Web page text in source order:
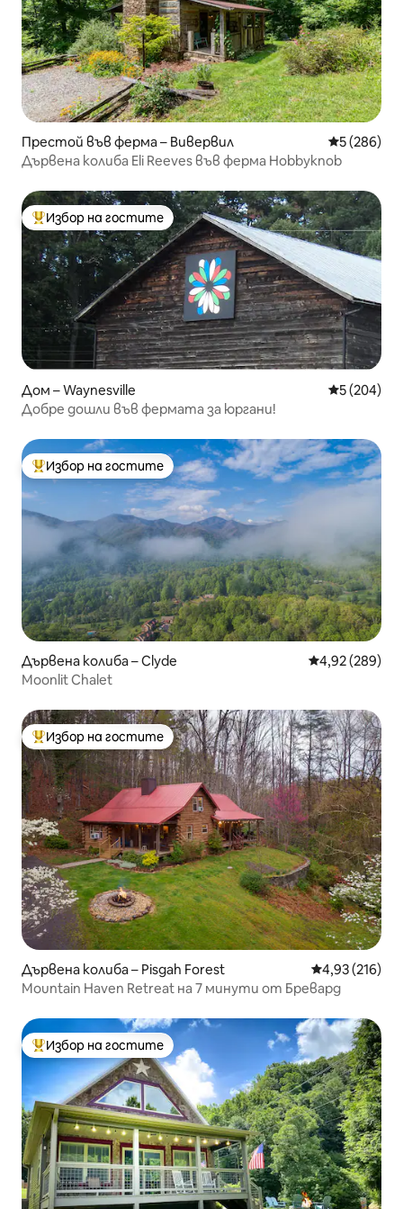
Престой във ферма – Вивервил Средна
5 (286)
Дървена колиба Eli Reeves във ферма Hobbyknob
Най-популярен избор на гостите
Избор на гостите
Дом – Waynesville Средна
5 (204)
Добре дошли във фермата за юргани!
Най-популярен избор на гостите
Избор на гостите
Дървена колиба – Clyde Средна
4,92 (289)
Moonlit Chalet
Най-популярен избор на гостите
Избор на гостите
Дървена колиба – Pisgah Forest Средна
4,93 (216)
Mountain Haven Retreat на 7 минути от Бревард
Най-популярен избор на гостите
Избор на гостите